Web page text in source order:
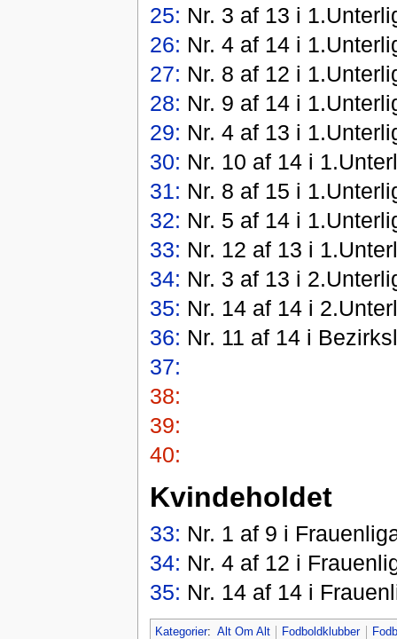
25: Nr. 3 af 13 i
26: Nr. 4 af 14 i
27: Nr. 8 af 12 i
28: Nr. 9 af 14 i
29: Nr. 4 af 13 i
30: Nr. 10 af 14 i
31: Nr. 8 af 15 i
32: Nr. 5 af 14 i
33: Nr. 12 af 13 i
34: Nr. 3 af 13 i
35: Nr. 14 af 14 i
36: Nr. 11 af 14 i
37:
38:
39:
40:
Kvindeholdet
33: Nr. 1 af 9 i
34: Nr. 4 af 12 i
35: Nr. 14 af 14 i
Kategorier: Alt Om Alt Fodboldklubber